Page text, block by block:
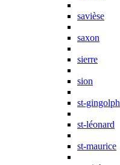
savièse
saxon
sierre
sion
st-gingolph
st-léonard
st-maurice